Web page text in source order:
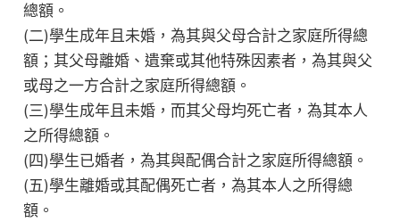
總額。
(二)學生成年且未婚，為其與父母合計之家庭所得總
額；其父母離婚、遺棄或其他特殊因素者，為其與父
或母之一方合計之家庭所得總額。
(三)學生成年且未婚，而其父母均死亡者，為其本人
之所得總額。
(四)學生已婚者，為其與配偶合計之家庭所得總額。
(五)學生離婚或其配偶死亡者，為其本人之所得總
額。